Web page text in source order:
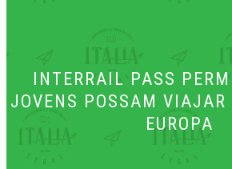
INTERRAIL PASS
JOVENS POSSAM VIAJAR
EUROPA